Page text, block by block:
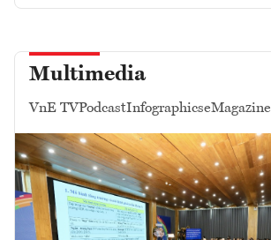
Multimedia
VnE TVPodcastInfographicseMagazine